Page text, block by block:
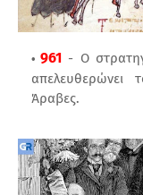
961 - Ο
Άραβες.